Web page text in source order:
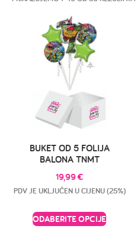
BUKET OD 5 FOLIJA
BALONA TNMT
19,99€
PDV JE UKLJUČEN U CIJENU (25%)
ODABERITE OPCIJE